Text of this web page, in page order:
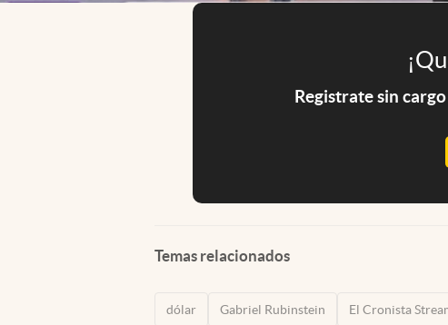
Registrate sin cargo
Temas relacionados
dólar Gabriel Rubinstein El Cronista